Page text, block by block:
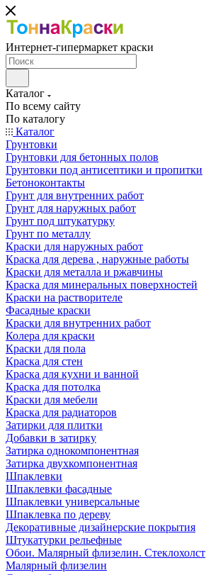
Интернет-гипермаркет краски
Каталог
По всему сайту
По каталогу
Каталог
Грунтовки
Грунтовки для бетонных полов
Грунтовки под антисептики и пропитки
Бетоноконтакты
Грунт для внутренних работ
Грунт для наружных работ
Грунт под штукатурку
Грунт по металлу
Краски для наружных работ
Краска для дерева , наружные работы
Краски для металла и ржавчины
Краска для минеральных поверхностей
Краски на растворителе
Фасадные краски
Краски для внутренних работ
Колера для краски
Краски для пола
Краска для стен
Краска для кухни и ванной
Краска для потолка
Краски для мебели
Краска для радиаторов
Затирки для плитки
Добавки в затирку
Затирка однокомпонентная
Затирка двухкомпонентная
Шпаклевки
Шпаклевки фасадные
Шпаклевки универсальные
Шпаклевка по дереву
Декоративные дизайнерские покрытия
Штукатурки рельефные
Обои. Малярный флизелин. Стеклохолст
Малярный флизелин